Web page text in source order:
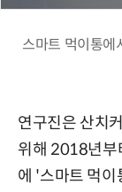
스마트 먹이통에
연구진은 산치
위해 2018년부
에 '스마트 먹